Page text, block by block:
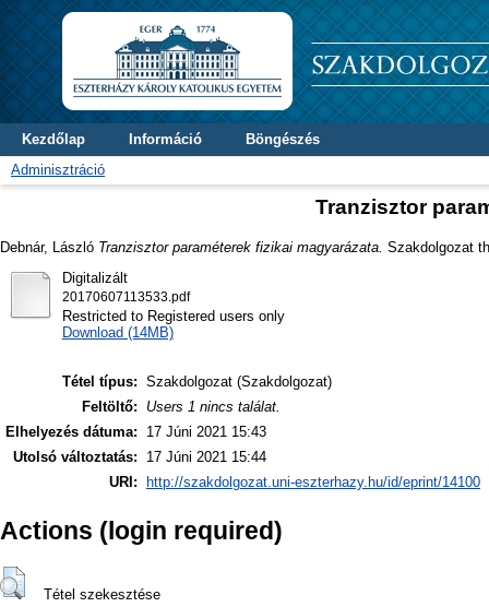
Kezdőlap Információ
Böngészés
Adminisztráció
Tranzisztor
Debnár, László Tranzisztor paraméterek fizikai magyarázata. Szakdolgozat
Digitalizált
20170607113533.pdf
Restricted to Registered users only
Download (14MB)
Tétel típus: Szakdolgozat (Szakdolgozat)
Feltöltő:
Users 1 nincs találat.
Elhelyezés dátuma:
17 Júni 2021 15:43
Utolsó változtatás:
17 Júni 2021 15:44
URI:
http://szakdolgozat.uni-eszterhazy.hu/id/eprint/14100
Actions (login required)
Tétel szekesztése